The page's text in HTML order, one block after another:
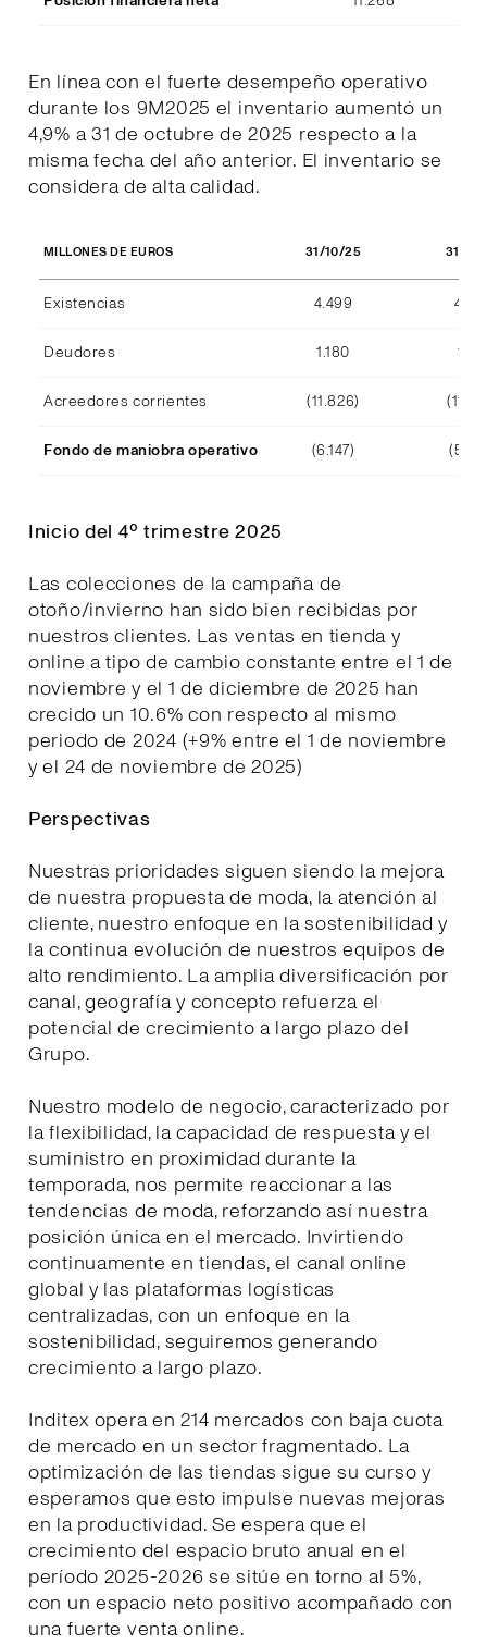
En línea con el fuerte desempeño operativo
durante los 9M2025 el inventario aumentó un
4,9% a 31 de octubre de 2025 respecto a la
misma fecha del año anterior. El inventario se
considera de alta calidad.
MILLONES DE EUROS 31/10/25 31/
Existencias 4.499
Deudores 1.180
Acreedores corrientes (11.826)
Fondo de maniobra operativo (6.147)
Inicio del 4º trimestre 2025
Las colecciones de la campaña de
otoño/invierno han sido bien recibidas por
nuestros clientes. Las ventas en tienda y
online a tipo de cambio constante entre el 1 de
noviembre y el 1 de diciembre de 2025 han
crecido un 10.6% con respecto al mismo
periodo de 2024 (+9% entre el 1 de noviembre
y el 24 de noviembre de 2025)
Perspectivas
Nuestras prioridades siguen siendo la mejora
de nuestra propuesta de moda, la atención al
cliente, nuestro enfoque en la sostenibilidad y
la continua evolución de nuestros equipos de
alto rendimiento. La amplia diversificación por
canal, geografía y concepto refuerza el
potencial de crecimiento a largo plazo del
Grupo.
Nuestro modelo de negocio, caracterizado por
la flexibilidad, la capacidad de respuesta y el
suministro en proximidad durante la
temporada, nos permite reaccionar a las
tendencias de moda, reforzando así nuestra
posición única en el mercado. Invirtiendo
continuamente en tiendas, el canal online
global y las plataformas logísticas
centralizadas, con un enfoque en la
sostenibilidad, seguiremos generando
crecimiento a largo plazo.
Inditex opera en 214 mercados con baja cuota
de mercado en un sector fragmentado. La
optimización de las tiendas sigue su curso y
esperamos que esto impulse nuevas mejoras
en la productividad. Se espera que el
crecimiento del espacio bruto anual en el
período 2025-2026 se sitúe en torno al 5%,
con un espacio neto positivo acompañado con
una fuerte venta online.